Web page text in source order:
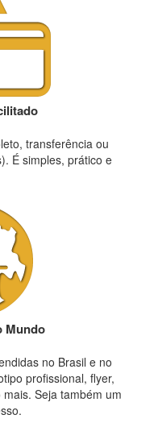
transferência ou
É simples, prático e
Mundo
no Brasil e no
profissional, flyer,
Seja também um